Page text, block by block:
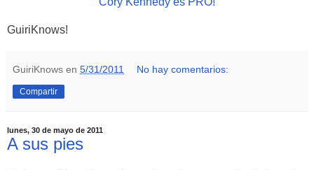
GuiriKnows!
GuiriKnows en 5/31/2011 No hay comentarios:
Compartir
lunes, 30 de mayo de 2011
A sus pies